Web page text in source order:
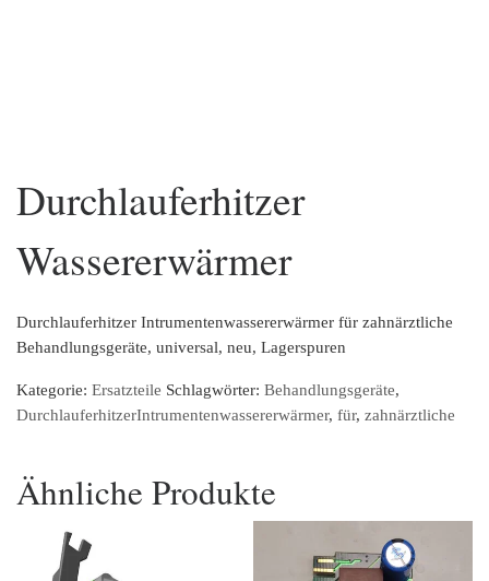
Durchlauferhitzer
Wassererwärmer
Durchlauferhitzer Intrumentenwassererwärmer für zahnärztliche
Behandlungsgeräte, universal, neu, Lagerspuren
Kategorie: Ersatzteile Schlagwörter: Behandlungsgeräte,
DurchlauferhitzerIntrumentenwassererwärmer, für, zahnärztliche
Ähnliche Produkte